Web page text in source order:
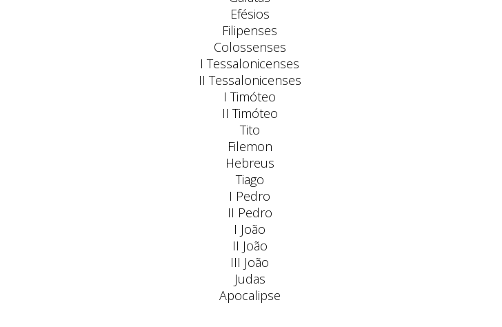
Efésios
Filipenses
Colossenses
I Tessalonicenses
II Tessalonicenses
I Timóteo
II Timóteo
Tito
Filemon
Hebreus
Tiago
I Pedro
II Pedro
I João
II João
III João
Judas
Apocalipse